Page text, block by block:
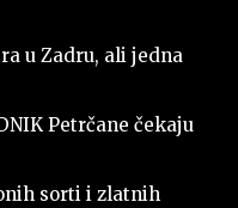
u Zadru, ali jedna
Petrčane čekaju
sorti i zlatnih